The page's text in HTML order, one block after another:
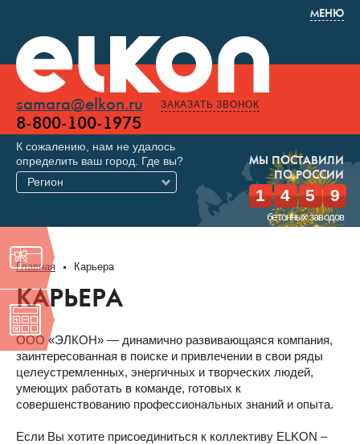
МЕНЮ
samara@elkon.ru
8-800-100-1975
ЗАКАЗАТЬ ЗВОНОК
МЫ ПОСТАВИЛИ
ПО РОССИИ
1 4 5 9
бетонных заводов
К сожалению, нам не удалось
определить ваш город. Где вы?
Регион
Главная Карьера
КАРЬЕРА
ООО «ЭЛКОН» — динамично развивающаяся компания,
заинтересованная в поиске и привлечении в свои ряды
целеустремленных, энергичных и творческих людей,
умеющих работать в команде, готовых к
совершенствованию профессиональных знаний и опыта.
Если Вы хотите присоединиться к коллективу ELKON –